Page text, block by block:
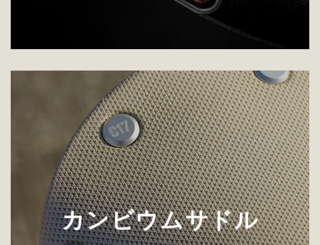
カンビウムサドル